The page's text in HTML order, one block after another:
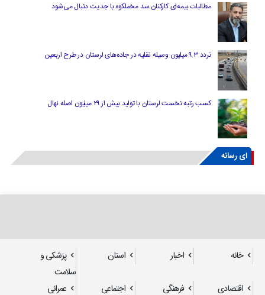
مطالبات بیمه‌ای کارکنان سد مخملکوه با جدیت دنبال می‌شود
تردد ۹.۳ میلیون وسیله نقلیه در جاده‌های لرستان در طرح اربعین
کسب رتبه نخست لرستان با تولید بیش از ۲۹ میلیون اصله نهال
ای رسانه
خانه اخبار استان
پزشکی و
سلامت
اقتصادی
فرهنگی اجتماعی عمرانی